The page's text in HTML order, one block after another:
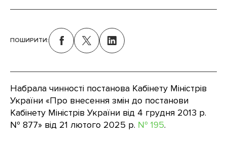
Набрала чинності постанова Кабінету Міністрів
України «Про внесення змін до постанови
Кабінету Міністрів України від 4 грудня 2013 р.
№ 877» від 21 лютого 2025 р. № 195.
ПОШИРИТИ: